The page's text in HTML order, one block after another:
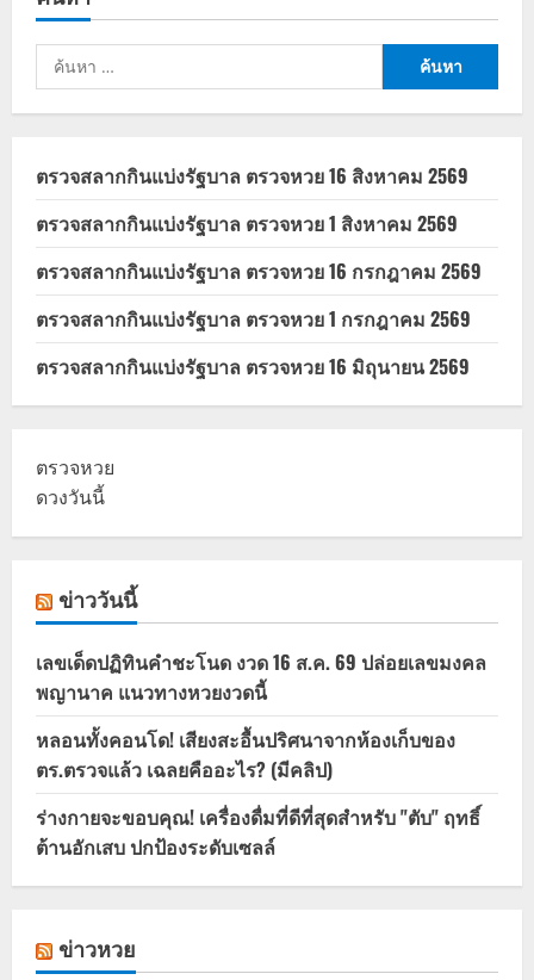
ค้นหา
สำหรับ:
ตรวจสลากกินแบ่งรัฐบาล ตรวจหวย 16 สิงหาคม 2569
ตรวจสลากกินแบ่งรัฐบาล ตรวจหวย 1 สิงหาคม 2569
ตรวจสลากกินแบ่งรัฐบาล ตรวจหวย 16 กรกฎาคม 2569
ตรวจสลากกินแบ่งรัฐบาล ตรวจหวย 1 กรกฎาคม 2569
ตรวจสลากกินแบ่งรัฐบาล ตรวจหวย 16 มิถุนายน 2569
ตรวจหวย
ดวงวันนี้
ข่าววันนี้
เลขเด็ดปฏิทินคำชะโนด งวด 16 ส.ค. 69 ปล่อยเลขมงคล
พญานาค แนวทางหวยงวดนี้
หลอนทั้งคอนโด! เสียงสะอื้นปริศนาจากห้องเก็บของ
ตร.ตรวจแล้ว เฉลยคืออะไร? (มีคลิป)
ร่างกายจะขอบคุณ! เครื่องดื่มที่ดีที่สุดสำหรับ "ตับ" ฤทธิ์
ต้านอักเสบ ปกป้องระดับเซลล์
ข่าวหวย